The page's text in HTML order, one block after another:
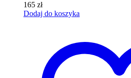
165 zł
Dodaj do koszyka